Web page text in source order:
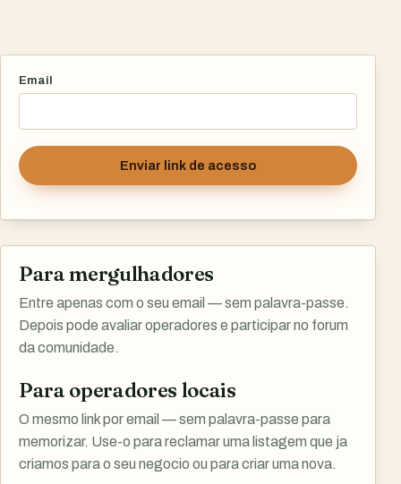
Email
Enviar link de acesso
Para mergulhadores
Entre apenas com o seu email — sem palavra-passe.
Depois pode avaliar operadores e participar no forum
da comunidade.
Para operadores locais
O mesmo link por email — sem palavra-passe para
memorizar. Use-o para reclamar uma listagem que ja
criamos para o seu negocio ou para criar uma nova.